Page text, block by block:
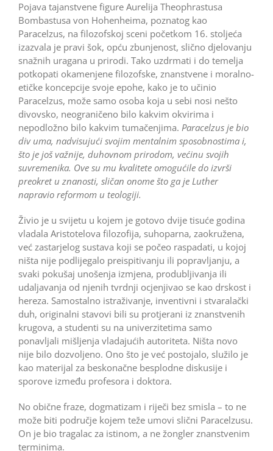
Pojava tajanstvene figure Aurelija Theophrastusa
Bombastusa von Hohenheima, poznatog kao
Paracelzus, na filozofskoj sceni početkom 16. stoljeća
izazvala je pravi šok, opću zbunjenost, slično djelovanju
snažnih uragana u prirodi. Tako uzdrmati i do temelja
potkopati okamenjene filozofske, znanstvene i moralno­
etičke koncepcije svoje epohe, kako je to učinio
Paracelzus, može samo osoba koja u sebi nosi nešto
divovsko, neograničeno bilo kakvim okvirima i
nepodložno bilo kakvim tumačenjima. Paracelzus je bio
div uma, nadvisujući svojim mentalnim sposobnostima i,
što je još važnije, duhovnom prirodom, većinu svojih
suvremenika. Ove su mu kvalitete omogućile do izvrši
preokret u znanosti, sličan onome što ga je Luther
napravio reformom u teologiji.
Živio je u svijetu u kojem je gotovo dvije tisuće godina
vladala Aristotelova filozofija, suhoparna, zaokružena,
već zastarjelog sustava koji se počeo raspadati, u kojoj
ništa nije podlijegalo preispitivanju ili popravljanju, a
svaki pokušaj unošenja izmjena, produbljivanja ili
udaljavanja od njenih tvrdnji ocjenjivao se kao drskost i
hereza. Samostalno istraživanje, inventivni i stvaralački
duh, originalni stavovi bili su protjerani iz znanstvenih
krugova, a studenti su na univerzitetima samo
ponavljali mišljenja vladajućih autoriteta. Ništa novo
nije bilo dozvoljeno. Ono što je već postojalo, služilo je
kao materijal za beskonačne besplodne diskusije i
sporove između profesora i doktora.
No obične fraze, dogmatizam i riječi bez smisla – to ne
može biti područje kojem teže umovi slični Paracelzusu.
On je bio tragalac za istinom, a ne žongler znanstvenim
terminima.